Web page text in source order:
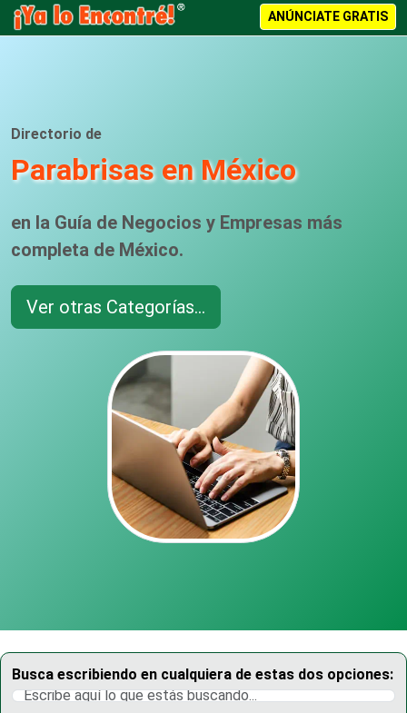
ANÚNCIATE GRATIS
Directorio de
Parabrisas en México
en la Guía de Negocios y Empresas más
completa de México.
Ver otras Categorías...
Busca escribiendo en cualquiera de estas dos opciones: